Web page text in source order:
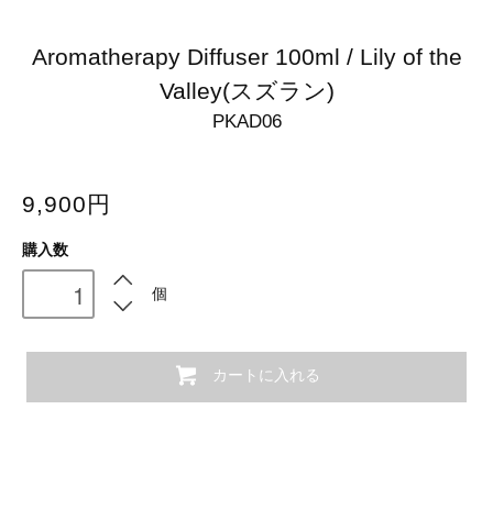
Aromatherapy Diffuser 100ml / Lily of the
Valley(スズラン)
PKAD06
9,900円
購入数
個
カートに入れる